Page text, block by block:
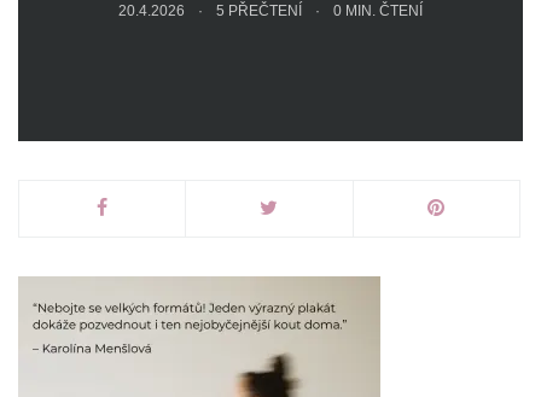
20.4.2026 5 PŘEČTENÍ 0 MIN. ČTENÍ